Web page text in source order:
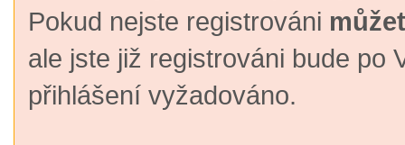
Pokud nejste registrováni
ale jste již registrováni bude po
přihlášení vyžadováno.